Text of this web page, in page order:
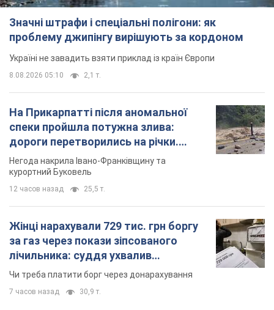
Значні штрафи і спеціальні полігони: як
проблему джипінгу вирішують за кордоном
Україні не завадить взяти приклад із країн Європи
8.08.2026 05:10 2,1 т.
На Прикарпатті після аномальної
спеки пройшла потужна злива:
дороги перетворились на річки.
Відео
Негода накрила Івано-Франківщину та
курортний Буковель
12 часов назад 25,5 т.
Жінці нарахували 729 тис. грн боргу
за газ через покази зіпсованого
лічильника: суддя ухвалив
неочікуване рішення
Чи треба платити борг через донарахування
7 часов назад 30,9 т.